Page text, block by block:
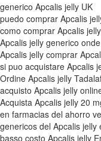
generico Apcalis jelly UK
puedo comprar Apcalis
como comprar Apcalis
Apcalis jelly generico
Apcalis jelly comprar
si puo acquistare Apcalis
Ordine Apcalis jelly
acquisto Apcalis jelly
Acquista Apcalis jelly 20
en farmacias del ahorro
genericos del Apcalis jelly
basso costo Apcalis jelly